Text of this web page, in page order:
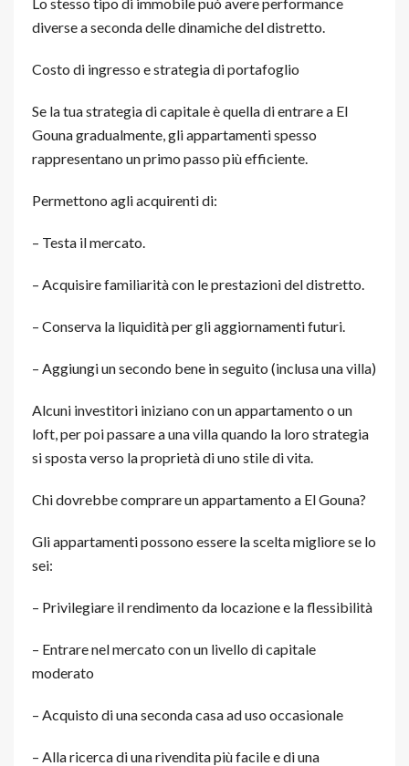
diverse a seconda delle dinamiche del distretto.
Costo di ingresso e strategia di portafoglio
Se la tua strategia di capitale è quella di entrare a El
Gouna gradualmente, gli appartamenti spesso
rappresentano un primo passo più efficiente.
Permettono agli acquirenti di:
– Testa il mercato.
– Acquisire familiarità con le prestazioni del distretto.
– Conserva la liquidità per gli aggiornamenti futuri.
– Aggiungi un secondo bene in seguito (inclusa una villa)
Alcuni investitori iniziano con un appartamento o un
loft, per poi passare a una villa quando la loro strategia
si sposta verso la proprietà di uno stile di vita.
Chi dovrebbe comprare un appartamento a El Gouna?
Gli appartamenti possono essere la scelta migliore se lo
sei:
– Privilegiare il rendimento da locazione e la flessibilità
– Entrare nel mercato con un livello di capitale
moderato
– Acquisto di una seconda casa ad uso occasionale
– Alla ricerca di una rivendita più facile e di una